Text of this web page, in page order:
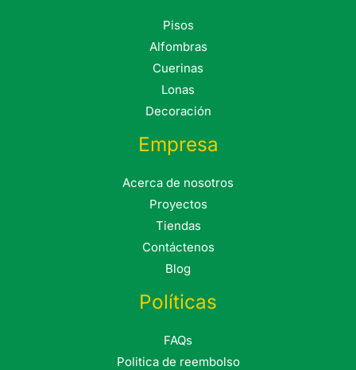
Pisos
Alfombras
Cuerinas
Lonas
Decoración
Empresa
Acerca de nosotros
Proyectos
Tiendas
Contáctenos
Blog
Políticas
FAQs
Politica de reembolso